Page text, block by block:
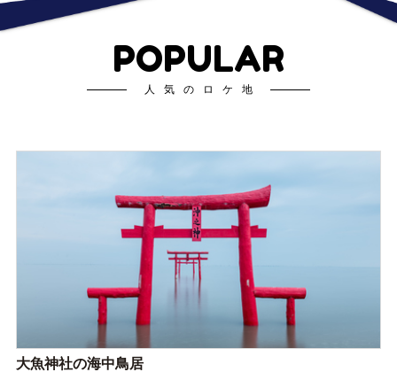
POPULAR
人気のロケ地
大魚神社の海中鳥居